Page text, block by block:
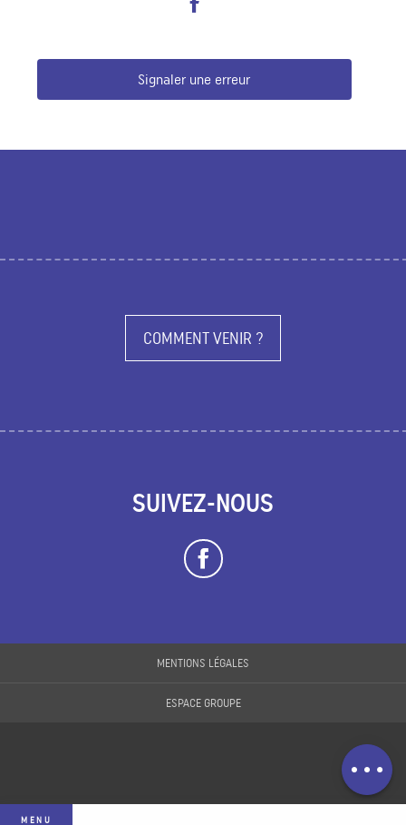
MENU
email
Signaler une erreur
COMMENT VENIR ?
SUIVEZ-NOUS
MENTIONS LÉGALES
ESPACE GROUPE